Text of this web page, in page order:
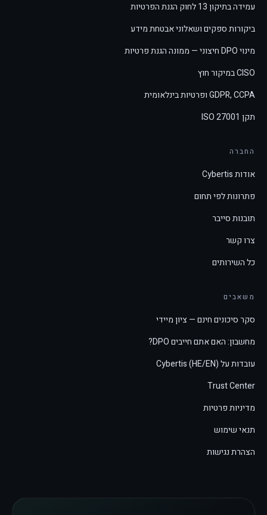
עמידה בתיקון 13 לחוק הגנת הפרטיות
ביקורות ספקים ושאלוני אבטחת מידע
מינוי DPO חיצוני — ממונה הגנת פרטיות
CISO במיקור חוץ
GDPR, CCPA ופרטיות בינלאומית
תקן ISO 27001
החברה
אודות Cybertis
פתרונות לפי תחום
תובנות סייבר
צרו קשר
כל השירותים
משאבים
סקר סיכונים חינם — ציון מיידי
מחשבון: האם אתם חייבים DPO?
עובדות על Cybertis (HE/EN)
Trust Center
מדיניות פרטיות
תנאי שימוש
הצהרת נגישות